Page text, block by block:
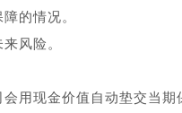
的情况。
风险。
用现金价值自动垫交当期